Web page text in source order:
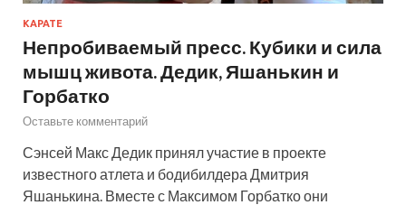
КАРАТЕ
Непробиваемый пресс. Кубики и сила
мышц живота. Дедик, Яшанькин и
Горбатко
Оставьте комментарий
Сэнсей Макс Дедик принял участие в проекте
известного атлета и бодибилдера Дмитрия
Яшанькина. Вместе с Максимом Горбатко они